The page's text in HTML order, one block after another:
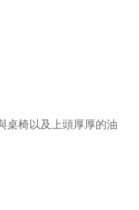
桌椅以及上頭厚厚的油